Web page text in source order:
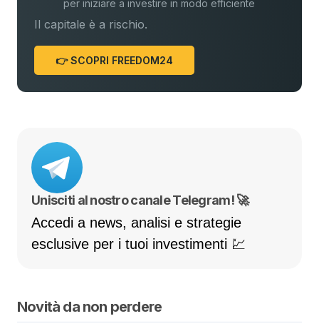
per iniziare a investire in modo efficiente
Il capitale è a rischio.
👉 SCOPRI FREEDOM24
Unisciti al nostro canale Telegram! 🚀
Accedi a news, analisi e strategie
esclusive per i tuoi investimenti 💹
Novità da non perdere